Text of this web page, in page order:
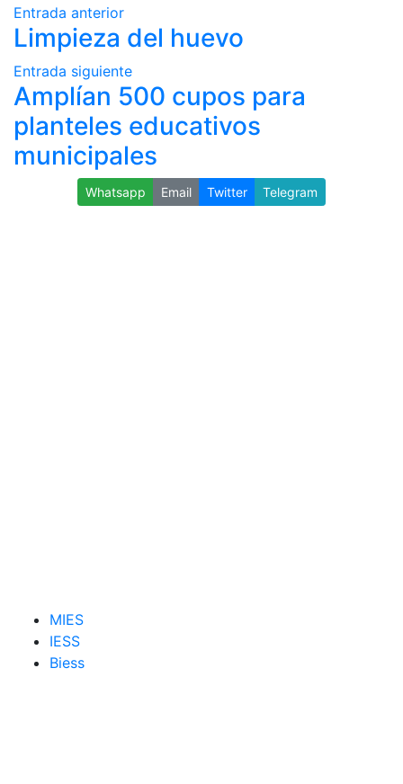
Entrada anterior
Limpieza del huevo
Entrada siguiente
Amplían 500 cupos para
planteles educativos
municipales
Whatsapp Email Twitter Telegram
MIES
IESS
Biess